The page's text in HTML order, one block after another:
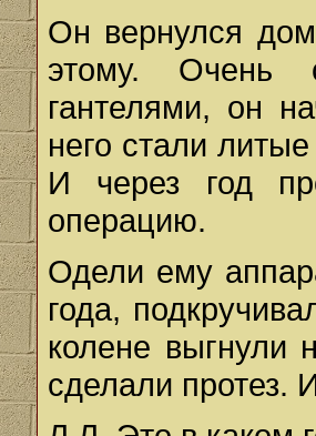
Он вернулся
этому. Очень
гантелями, он
него стали
И через год
операцию.
Одели ему
года,
колене выгнули
сделали протез.